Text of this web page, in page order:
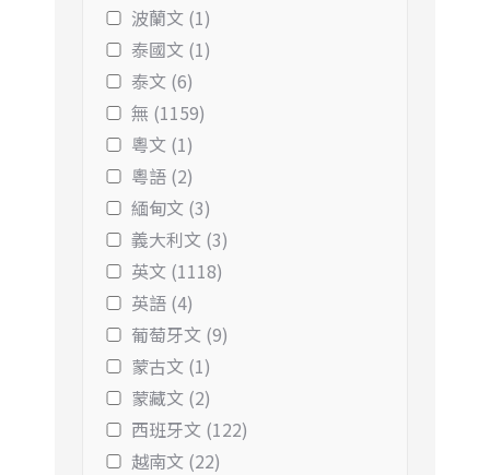
波蘭文 (1)
泰國文 (1)
泰文 (6)
無 (1159)
粵文 (1)
粵語 (2)
緬甸文 (3)
義大利文 (3)
英文 (1118)
英語 (4)
葡萄牙文 (9)
蒙古文 (1)
蒙藏文 (2)
西班牙文 (122)
越南文 (22)